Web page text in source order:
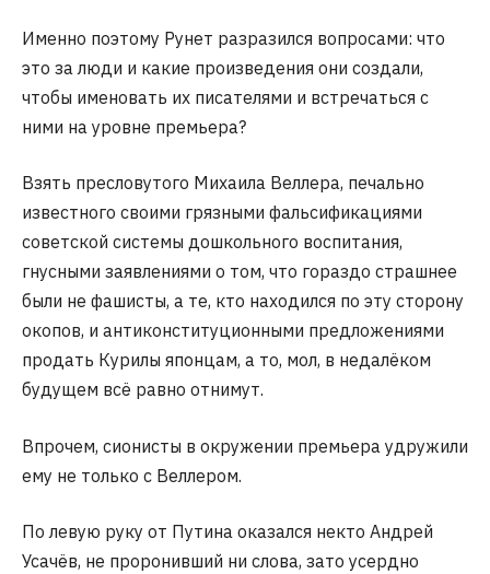
Именно поэтому Рунет разразился вопросами: что
это за люди и какие произведения они создали,
чтобы именовать их писателями и встречаться с
ними на уровне премьера?
Взять пресловутого Михаила Веллера, печально
известного своими грязными фальсификациями
советской системы дошкольного воспитания,
гнусными заявлениями о том, что гораздо страшнее
были не фашисты, а те, кто находился по эту сторону
окопов, и антиконституционными предложениями
продать Курилы японцам, а то, мол, в недалёком
будущем всё равно отнимут.
Впрочем, сионисты в окружении премьера удружили
ему не только с Веллером.
По левую руку от Путина оказался некто Андрей
Усачёв, не проронивший ни слова, зато усердно